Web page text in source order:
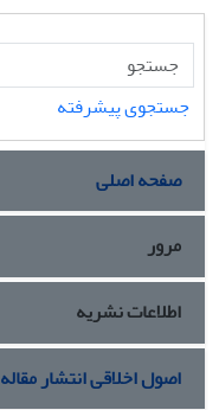
جستجوی پیشرفته
صفحه اصلی
مرور
اطلاعات نشریه
اصول اخلاقی انتشار مقاله